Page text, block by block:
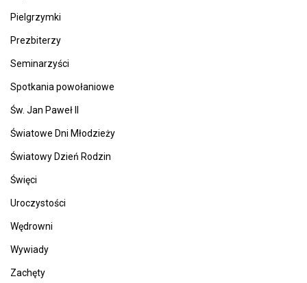
Pielgrzymki
Prezbiterzy
Seminarzyści
Spotkania powołaniowe
Św. Jan Paweł II
Światowe Dni Młodzieży
Światowy Dzień Rodzin
Święci
Uroczystości
Wędrowni
Wywiady
Zachęty